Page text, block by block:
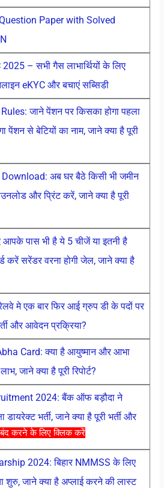
बंद करने के लिए क्लिक करें
Paper with Solved
– सभी गैस लाभार्थियों के लिए
eKYC और बचाएं सब्सिडी
जाने पेंशन पर किसका होगा पहला
पेंशन से बेटियों का नाम, जाने क्या है पूरी
अब घर बैठे किसी भी जमीन
और प्रिंट करें, जाने क्या है पूरी
पास भी है ये 5 चीजें या इतनी है
करें सरेंडर वरना होगी जेल, जाने क्या है
मे एक बार फिर आई ग्रुप डी के पदों पर
और आवेदन प्रक्रिया?
Card: क्या है आयुष्मान और आभा
जाने क्या है पूरी रिपोर्ट?
2024: बैंक ऑफ बड़ौदा ने
डायरेक्ट भर्ती, जाने क्या है पूरी भर्ती और
2024: बिहार NMMSS के लिए
जाने क्या है अप्लाई करने की लास्ट